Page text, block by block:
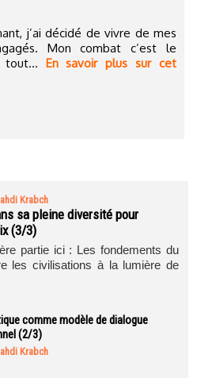
j’ai décidé de vivre de mes
Mon combat c’est le
tout... En savoir plus sur cet
Krabch
sa pleine diversité pour
(3/3)
partie ici : Les fondements du
les civilisations à la lumière de
comme modèle de dialogue
(2/3)
Krabch